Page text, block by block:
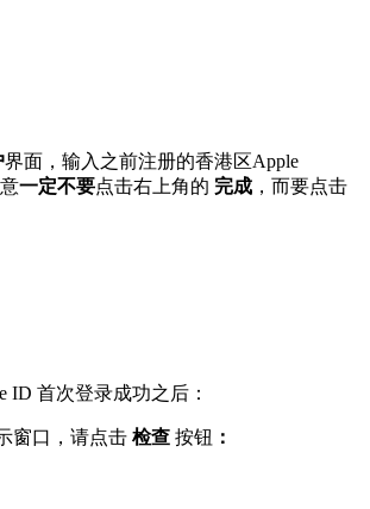
界面，输入之前注册的香港区Apple
一定不要点击右上角的 完成 ，而要点击
ID 首次登录成功之后：
窗口，请点击 检查 按钮 ：